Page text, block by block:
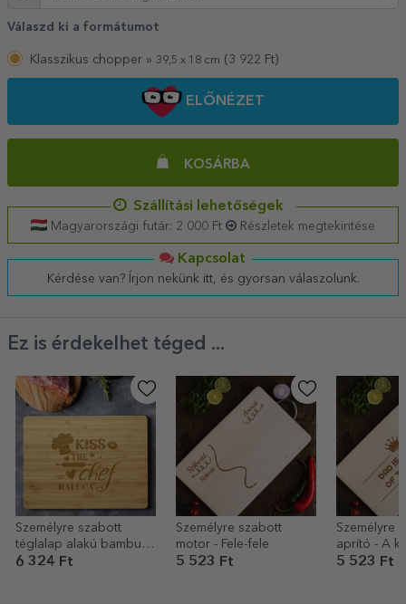
Válaszd ki a formátumot
Klasszikus chopper » 39,5 x 18 cm (3 922 Ft)
ELŐNÉZET
KOSÁRBA
Szállítási lehetőségek
Magyarországi futár: 2 000 Ft Részletek megtekintése
Kapcsolat
Kérdése van? Írjon nekünk itt, és gyorsan válaszolunk.
Ez is érdekelhet téged ...
Személyre szabott
téglalap alakú bambusz
vágódeszka szöveggel
6 324 Ft
Személyre szabott
motor - Fele-fele
5 523 Ft
Személyre
aprító - A
királya
5 523 Ft